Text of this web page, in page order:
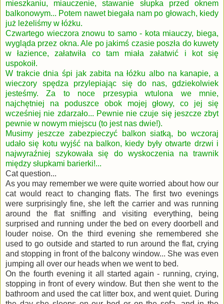
mieszkaniu, miauczenie, stawanie słupka przed oknem
balkonowym... Potem nawet biegała nam po głowach, kiedy
już leżeliśmy w łóżku.
Czwartego wieczora znowu to samo - kota miauczy, biega,
wygląda przez okna. Ale po jakimś czasie poszła do kuwety
w łazience, załatwiła co tam miała załatwić i kot się
uspokoił.
W trakcie dnia śpi jak zabita na łóżku albo na kanapie, a
wieczory spędza przylepiając się do nas, gdziekolwiek
jesteśmy. Za to noce przesypia wtulona we mnie,
najchętniej na poduszce obok mojej głowy, co jej się
wcześniej nie zdarzało... Pewnie nie czuje się jeszcze zbyt
pewnie w nowym miejscu (to jest nas dwie!).
Musimy jeszcze zabezpieczyć balkon siatką, bo wczoraj
udało się kotu wyjść na balkon, kiedy były otwarte drzwi i
najwyraźniej szykowała się do wyskoczenia na trawnik
między słupkami barierki!...
Cat question...
As you may remember we were quite worried about how our
cat would react to changing flats. The first two evenings
were surprisingly fine, she left the carrier and was running
around the flat sniffing and visiting everything, being
surprised and running under the bed on every doorbell and
louder noise. On the third evening she remembered she
used to go outside and started to run around the flat, crying
and stopping in front of the balcony window... She was even
jumping all over our heads when we went to bed.
On the fourth evening it all started again - running, crying,
stopping in front of every window. But then she went to the
bathroom and used the cat litter box, and went quiet. During